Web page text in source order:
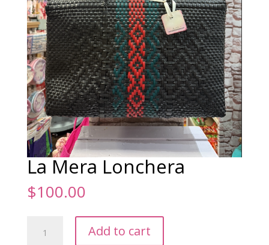
La Mera Lonchera
$100.00
Mera
Add to cart